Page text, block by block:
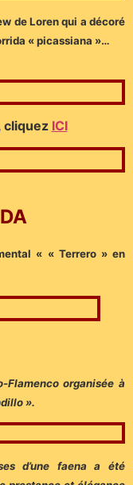
de Loren qui a décoré
« picassiana »…
cliquez ICI
« « Terrero » en
Flamenco organisée à
».
d’une faena a été